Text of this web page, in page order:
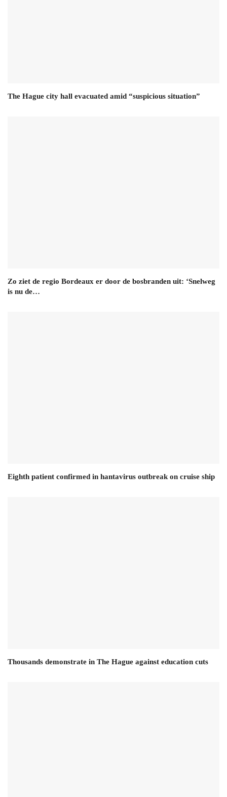
The Hague city hall evacuated amid “suspicious situation”
Zo ziet de regio Bordeaux er door de bosbranden uit: ‘Snelweg
is nu de…
Eighth patient confirmed in hantavirus outbreak on cruise ship
Thousands demonstrate in The Hague against education cuts